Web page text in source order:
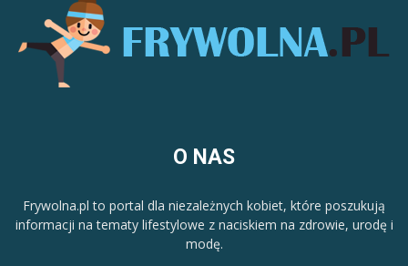
O NAS
Frywolna.pl to portal dla niezależnych kobiet, które poszukują
informacji na tematy lifestylowe z naciskiem na zdrowie, urodę i
modę.